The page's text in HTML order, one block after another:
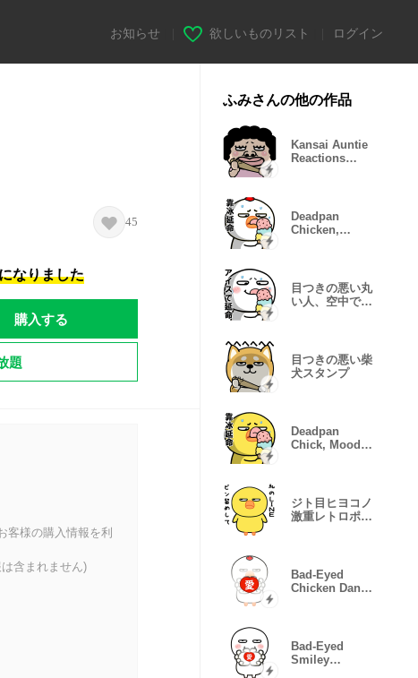
お知らせ 欲しいものリスト ログイン
45
なりました
購入する
題
客様の購入情報を利
含まれません)
ふみさんの他の作品
Kansai Auntie
Reactions
Deadpan
Chicken,
目つきの悪い丸
い人、空中でバ
目つきの悪い柴
犬スタンプ
Deadpan
Chick, Mood
ジト目ヒヨコノ
激重レトロポッ
Bad-Eyed
Chicken Dance
Bad-Eyed
Smiley